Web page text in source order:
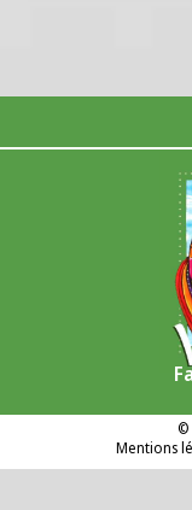
©
Mentions